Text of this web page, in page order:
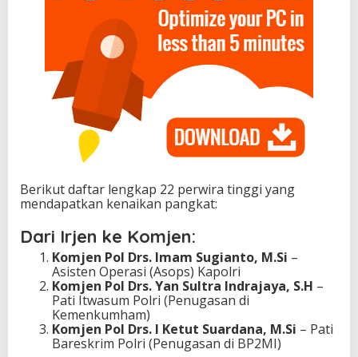
Berikut daftar lengkap 22 perwira tinggi yang
mendapatkan kenaikan pangkat:
Dari Irjen ke Komjen:
Komjen Pol Drs. Imam Sugianto, M.Si –
Asisten Operasi (Asops) Kapolri
Komjen Pol Drs. Yan Sultra Indrajaya, S.H –
Pati Itwasum Polri (Penugasan di
Kemenkumham)
Komjen Pol Drs. I Ketut Suardana, M.Si – Pati
Bareskrim Polri (Penugasan di BP2MI)